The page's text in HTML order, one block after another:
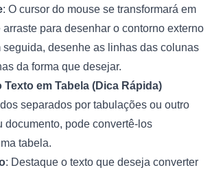
: O cursor do mouse se transformará em
para desenhar o contorno externo
seguida, desenhe as linhas das colunas
da forma que desejar.
em Tabela (Dica Rápida)
separados por tabulações ou outro
documento, pode convertê-los
tabela.
: Destaque o texto que deseja converter